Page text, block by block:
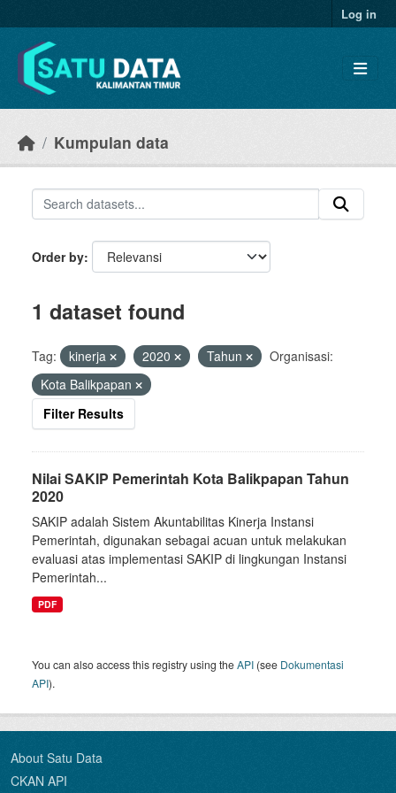
Log in
Kumpulan data
Order by
1 dataset found
Tag: kinerja 2020 Tahun
Organisasi:
Kota Balikpapan
Filter Results
Nilai SAKIP Pemerintah Kota Balikpapan Tahun
2020
SAKIP adalah Sistem Akuntabilitas Kinerja Instansi
Pemerintah, digunakan sebagai acuan untuk melakukan
evaluasi atas implementasi SAKIP di lingkungan Instansi
Pemerintah...
PDF
You can also access this registry using theAPI (see Dokumentasi
API).
About Satu Data
CKAN API